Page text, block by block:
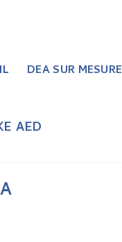
DEA SUR MESURE
AED